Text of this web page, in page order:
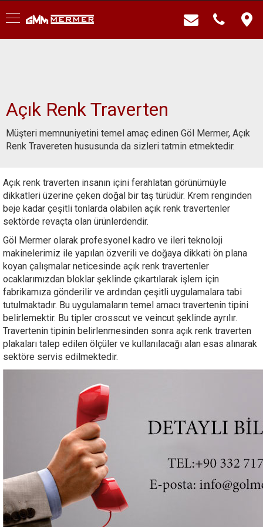
Açık Renk Traverten
Müşteri memnuniyetini temel amaç edinen Göl Mermer, Açık
Renk Travereten hususunda da sizleri tatmin etmektedir.
Açık renk traverten insanın içini ferahlatan görünümüyle
dikkatleri üzerine çeken doğal bir taş türüdür. Krem renginden
beje kadar çeşitli tonlarda olabilen açık renk travertenler
sektörde revaçta olan ürünlerdendir.
Göl Mermer olarak profesyonel kadro ve ileri teknoloji
makinelerimiz ile yapılan özverili ve doğaya dikkati ön plana
koyan çalışmalar neticesinde açık renk travertenler
ocaklarımızdan bloklar şeklinde çıkartılarak işlem için
fabrikamıza gönderilir ve ardından çeşitli uygulamalara tabi
tutulmaktadır. Bu uygulamaların temel amacı travertenin tipini
belirlemektir. Bu tipler crosscut ve veincut şeklinde ayrılır.
Travertenin tipinin belirlenmesinden sonra açık renk traverten
plakaları talep edilen ölçüler ve kullanılacağı alan esas alınarak
sektöre servis edilmektedir.